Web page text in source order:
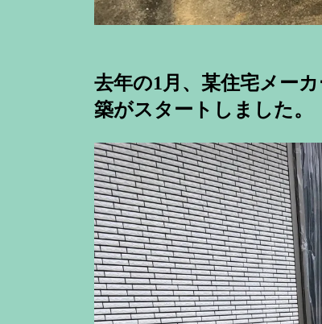
去年の1月、某住宅メー
築がスタートしました。